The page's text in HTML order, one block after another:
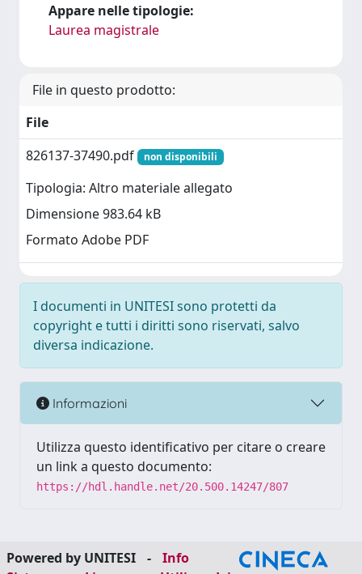
Appare nelle tipologie:
Laurea magistrale
File in questo prodotto:
File
826137-37490.pdf
non disponibili
Tipologia: Altro materiale allegato
Dimensione 983.64 kB
Formato Adobe PDF
I documenti in UNITESI sono protetti da
copyright e tutti i diritti sono riservati, salvo
diversa indicazione.
Informazioni
Utilizza questo identificativo per citare o creare
un link a questo documento:
https://hdl.handle.net/20.500.14247/807
Powered by UNITESI -
Info